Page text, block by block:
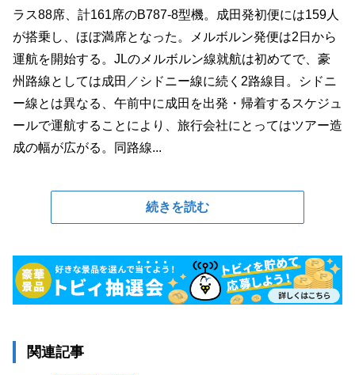
ラス88席、計161席のB787-8型機。成田発初便には159人
が搭乗し、ほぼ満席となった。メルボルン発便は2日から
運航を開始する。JLのメルボルン線就航は初めてで、豪
州路線としては成田／シドニー線に続く2路線目。シドニ
ー線とは異なる、午前中に成田を出発・帰着するスケジュ
ールで運航することにより、旅行会社にとってはツアー造
成の幅が広がる。同路線...
続きを読む
関連記事